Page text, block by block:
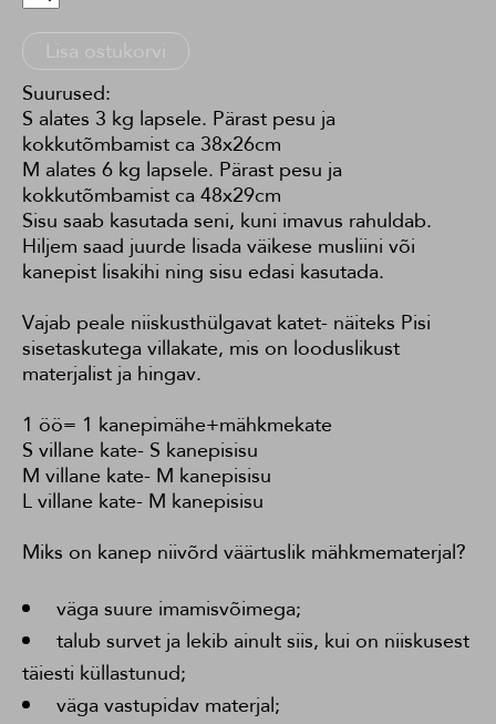
Lisa ostukorvi
Suurused:
S alates 3 kg lapsele. Pärast pesu ja
kokkutõmbamist ca 38x26cm
M alates 6 kg lapsele. Pärast pesu ja
kokkutõmbamist ca 48x29cm
Sisu saab kasutada seni, kuni imavus rahuldab.
Hiljem saad juurde lisada väikese musliini või
kanepist lisakihi ning sisu edasi kasutada.
Vajab peale niiskusthülgavat katet- näiteks Pisi
sisetaskutega villakate, mis on looduslikust
materjalist ja hingav.
1 öö= 1 kanepimähe+mähkmekate
S villane kate- S kanepisisu
M villane kate- M kanepisisu
L villane kate- M kanepisisu
Miks on kanep niivõrd väärtuslik mähkmematerjal?
väga suure imamisvõimega;
talub survet ja lekib ainult siis, kui on niiskusest
täiesti küllastunud;
väga vastupidav materjal;